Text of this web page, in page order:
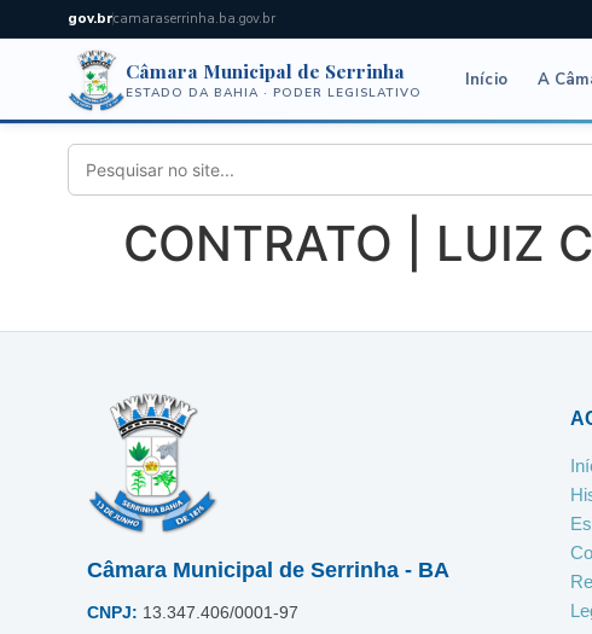
gov.brcamaraserrinha.ba.gov.br
Câmara Municipal de Serrinha
ESTADO DA BAHIA · PODER LEGISLATIVO
Início A
CONTRATO | LUIZ
Câmara Municipal de Serrinha - BA
CNPJ: 13.347.406/0001-97